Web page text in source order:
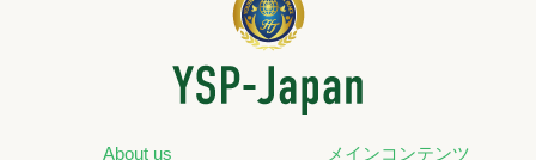
About us メインコンテンツ